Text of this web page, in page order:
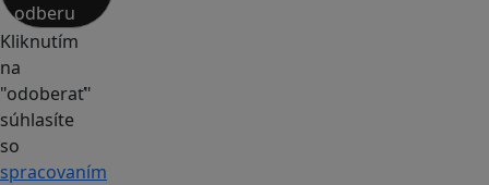
odberu
Kliknutím
na
"odoberať"
súhlasíte
so
spracovaním